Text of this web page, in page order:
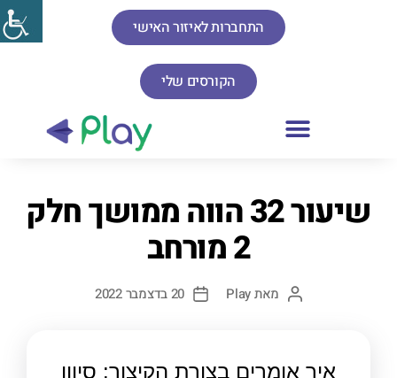
התחברות לאיזור האישי
הקורסים שלי
שיעור 32 הווה ממושך חלק
2 מורחב
מאתPlay 20 בדצמבר 2022
איך אומרים בצורת הקיצור: סיוון